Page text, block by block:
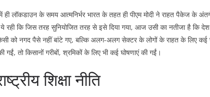
में ही लॉकडाउन के समय आत्मनिर्भर भारत के तहत ही पीएम मोदी ने राहत पैकेज के
रही कि जिस तरह सुनियोजित तरह से इसे दिया गया, आज उसी का नतीजा है कि
को नगद पैसे नहीं बांटे गए, बल्कि अलग-अलग सेक्टर के लोगों के राहत के लिए
गईं, तो किसानों गरीबों, श्रमिकों के लिए भी कई घोषणाएं की गईं।
शिक्षा नीति